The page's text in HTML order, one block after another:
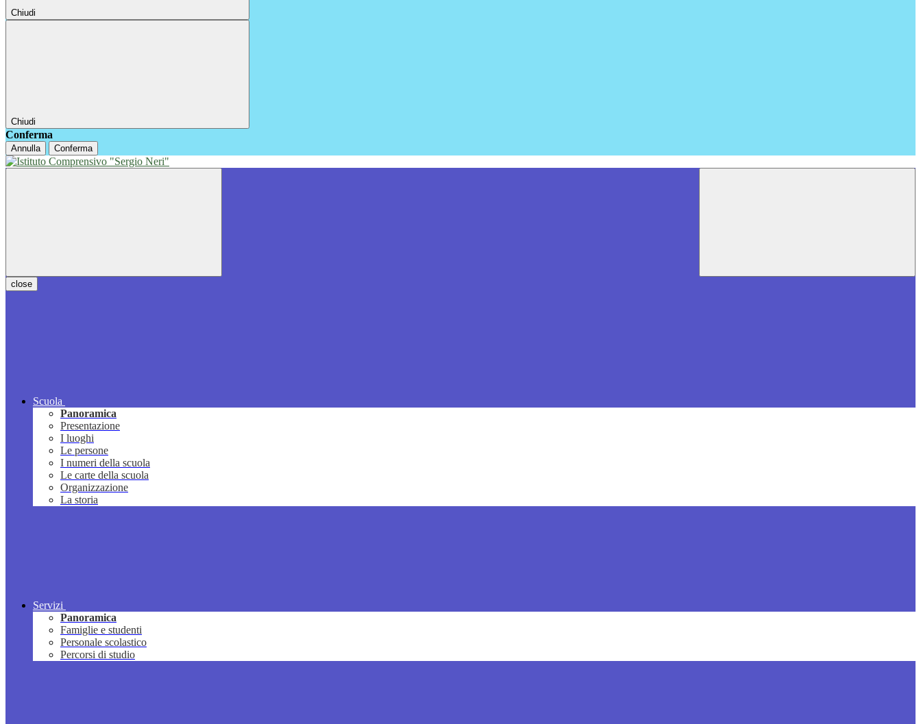
Chiudi
Chiudi
Conferma
Annulla Conferma
close
Scuola
Panoramica
Presentazione
I luoghi
Le persone
I numeri della scuola
Le carte della scuola
Organizzazione
La storia
Servizi
Panoramica
Famiglie e studenti
Personale scolastico
Percorsi di studio